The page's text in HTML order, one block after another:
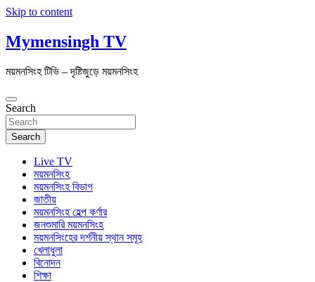
Skip to content
Mymensingh TV
ময়মনসিংহ টিভি – দৃষ্টিজুড়ে ময়মনসিংহ
Search
Search
Live TV
ময়মনসিংহ
ময়মনসিংহ বিভাগ
জাতীয়
ময়মনসিংহ হেল্প কর্ণার
জনশুমারি ময়মনসিংহ
ময়মনসিংহের দর্শনীয় স্থান সমূহ
খেলাধুলা
বিনোদন
শিক্ষা